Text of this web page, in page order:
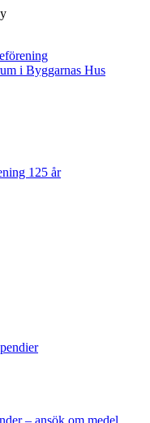
i Byggarnas Hus
125 år
– ansök om medel